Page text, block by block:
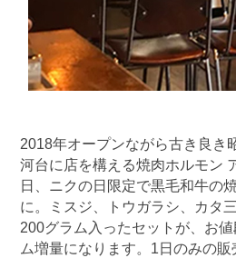
2018年オープンながら古き良き
河台に店を構える焼肉ホルモン
日、ニクの日限定で黒毛和牛の
に。ミスジ、トウガラシ、カタ
200グラム入ったセットが、お
ム増量になります。1日のみの